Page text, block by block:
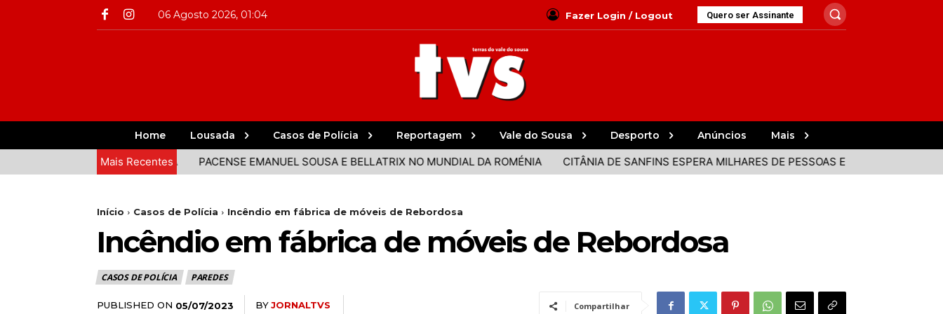
06 Agosto 2026, 01:04 Fazer Login / Logout Quero ser Assinante
Home Lousada Casos de Polícia Reportagem Vale do Sousa Desporto Anúncios Mais
Mais Recentes
NA VOLTA PACENSE EMANUEL SOUSA E BELLATRIX NO MUNDIAL DA ROMÉNIA CITÂNIA DE SANFINS ESPERA MILHARES DE PESSOAS EM DIA DE ECLIPSE SOLAR
Início Casos de Polícia Incêndio em fábrica de móveis de Rebordosa
Incêndio em fábrica de móveis de Rebordosa
CASOS DE POLÍCIA PAREDES
PUBLISHED ON 05/07/2023 BYJORNALTVS Compartilhar